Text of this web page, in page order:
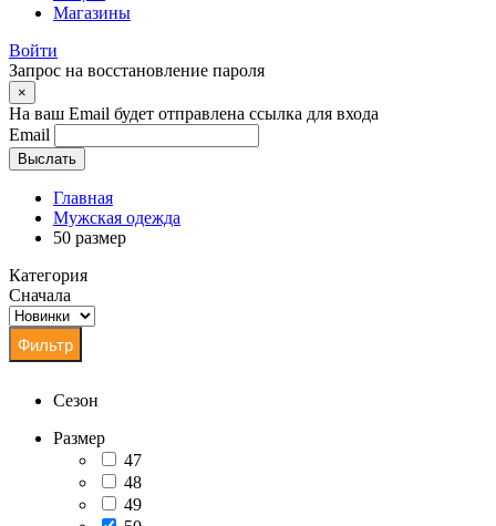
Магазины
Войти
Запрос на восстановление пароля
×
На ваш Email будет отправлена ссылка для входа
Email
Выслать
Главная
Мужская одежда
50 размер
Категория
Сначала
Сезон
Размер
47
48
49